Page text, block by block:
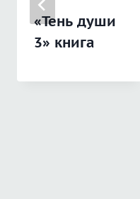
«Тень души
3» книга